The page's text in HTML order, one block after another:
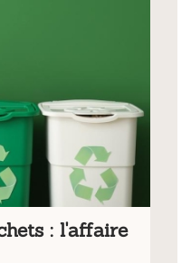
: l'affaire